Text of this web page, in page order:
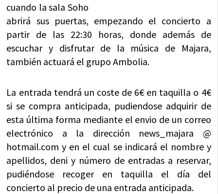
cuando la sala Soho
abrirá sus puertas, empezando el concierto a
partir de las 22:30 horas, donde además de
escuchar y disfrutar de la música de Majara,
también actuará el grupo Ambolia.
La entrada tendrá un coste de 6€ en taquilla o 4€
si se compra anticipada, pudiendose adquirir de
esta última forma mediante el envio de un correo
electrónico a la dirección news_majara @
hotmail.com y en el cual se indicará el nombre y
apellidos, deni y número de entradas a reservar,
pudiéndose recoger en taquilla el día del
concierto al precio de una entrada anticipada.